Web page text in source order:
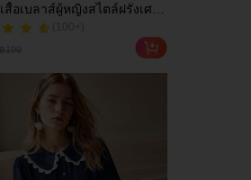
เสื้อเบลาส์ผู้หญิงสไตล์ฝรั่งเศส
เอวคอดลายทางแขนกุดฤดูร้อน
ดีไซน์เข้ารูปสั้นคอฮอลเตอร์